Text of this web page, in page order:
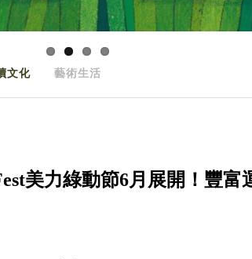
文化 藝術生活
美力綠動節6月展開！豐